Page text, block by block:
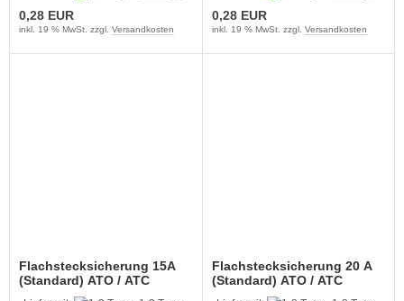
0,28 EUR
inkl. 19 % MwSt. zzgl. Versandkosten
0,28 EUR
inkl. 19 % MwSt. zzgl. Versandkosten
Flachstecksicherung 15A
(Standard) ATO / ATC
Flachstecksicherung 20 A
(Standard) ATO / ATC